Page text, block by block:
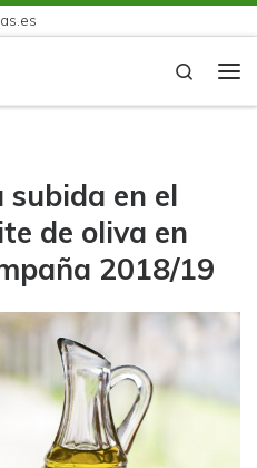
Search
subida en el
de oliva en
2018/19